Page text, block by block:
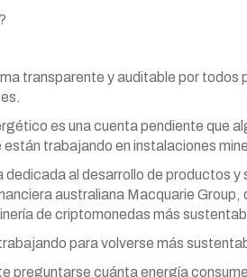
transparente y auditable por todos
es una cuenta pendiente que
están trabajando en instalaciones
al desarrollo de productos
australiana Macquarie Group,
de criptomonedas más
para volverse más
preguntarse cuánta energía